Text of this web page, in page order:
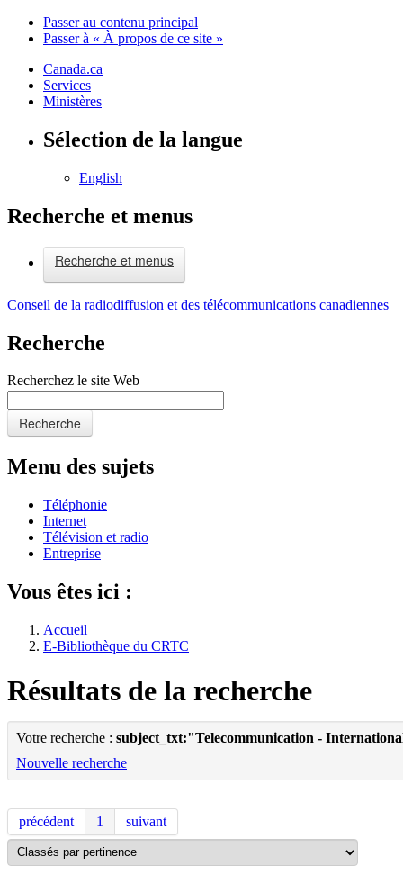
Passer au contenu principal
Passer à « À propos de ce site »
Canada.ca
Services
Ministères
Sélection de la langue
English
Recherche et menus
Recherche et menus
Conseil de la radiodiffusion et des télécommunications canadiennes
Recherche
Recherchez le site Web
Recherche
Menu des sujets
Téléphonie
Internet
Télévision et radio
Entreprise
Vous êtes ici :
Accueil
E-Bibliothèque du CRTC
Résultats de la recherche
Votre recherche : subject_txt:"Telecommunication -
Nouvelle recherche
précédent 1 suivant